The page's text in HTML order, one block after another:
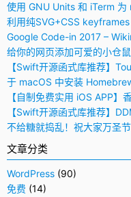
使用 GNU Units 和 iTerm
利用纯SVG+CSS
Google Code-in 2017 –
给你的网页添加可爱的小仓鼠
【Swift开源函式库推荐】
于 macOS 中安装
【自制免费实用 iOS APP】
【Swift开源函式库推荐】
不给糖就捣乱！祝大家万圣节
文章分类
WordPress (90)
免费 (14)